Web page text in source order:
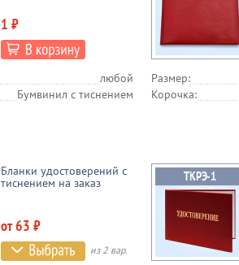
1 ₽
любой
Бумвинил с тиснением
Размер:
Корочка:
Бланки удостоверений с
тиснением на заказ
от 63 ₽
из 2 вар.